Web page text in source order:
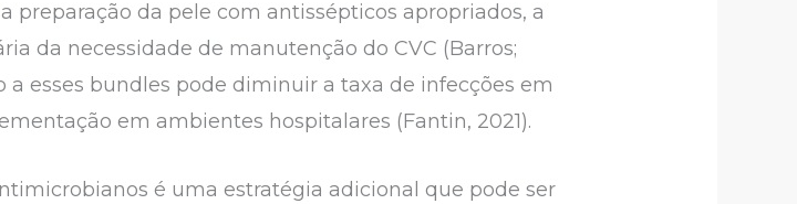
preparação da pele com antissépticos apropriados, a
da necessidade de manutenção do CVC (Barros;
a esses bundles pode diminuir a taxa de infecções em
em ambientes hospitalares (Fantin, 2021).
é uma estratégia adicional que pode ser